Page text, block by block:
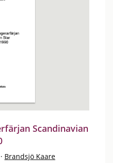
Scandinavian
· Brandsjö Kaare